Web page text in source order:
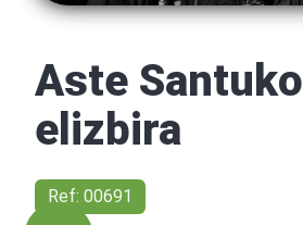
Aste Santuko
elizbira
Ref: 00691